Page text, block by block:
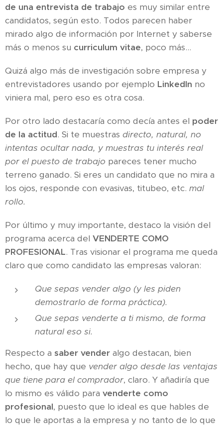
de una entrevista de trabajo es muy similar entre
candidatos, según esto. Todos parecen haber
mirado algo de información por Internet y saberse
más o menos su curriculum vitae, poco más...
Quizá algo más de investigación sobre empresa y
entrevistadores usando por ejemplo LinkedIn no
viniera mal, pero eso es otra cosa.
Por otro lado destacaría como decía antes el poder
de la actitud. Si te muestras directo, natural, no
intentas ocultar nada, y muestras tu interés real
por el puesto de trabajo pareces tener mucho
terreno ganado. Si eres un candidato que no mira a
los ojos, responde con evasivas, titubeo, etc. mal
rollo.
Por último y muy importante, destaco la visión del
programa acerca del VENDERTE COMO
PROFESIONAL. Tras visionar el programa me queda
claro que como candidato las empresas valoran:
Que sepas vender algo (y les piden
demostrarlo de forma práctica).
Que sepas venderte a ti mismo, de forma
natural eso si.
Respecto a saber vender algo destacan, bien
hecho, que hay que vender algo desde las ventajas
que tiene para el comprador, claro. Y añadiría que
lo mismo es válido para venderte como
profesional, puesto que lo ideal es que hables de
lo que le aportas a la empresa y no tanto de lo que